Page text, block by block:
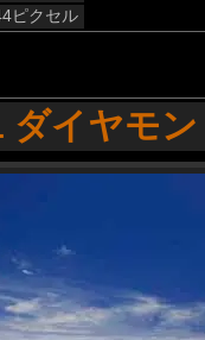
ピクセル
ダイヤモ